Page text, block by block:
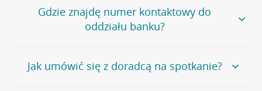
Jeśli szukasz oddziału naszego banku, zapraszamy na
stronęPlacówki i bankomaty, na której znajduje się
wygodna wyszukiwarka.
oddziałów
Gdzie znajdę numer kontaktowy do
oddziału banku?
Bank Credit Agricole nie udostępnia ogólnego numeru
telefonu do placówki bankowej.
Jak umówić się z doradcą na spotkanie?